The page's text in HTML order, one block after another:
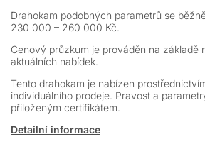
Drahokam podobných parametrů se
230 000 – 260 000 Kč.
Cenový průzkum je prováděn na základě
aktuálních nabídek.
Tento drahokam je nabízen
individuálního prodeje. Pravost a
přiloženým certifikátem.
Detailní informace